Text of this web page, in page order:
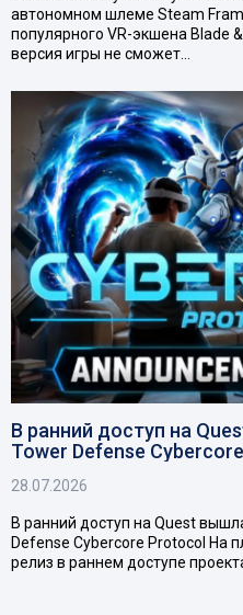
автономном шлеме Steam
популярного VR-экшена Blade
версия игры не сможет…
В ранний доступ на
Tower Defense
28.07.2026
В ранний доступ на Quest
Defense Cybercore Protocol На
релиз в раннем доступе